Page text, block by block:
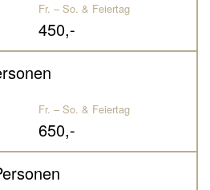
Fr. – So. & Feiertag
450,-
Fr. – So. & Feiertag
650,-